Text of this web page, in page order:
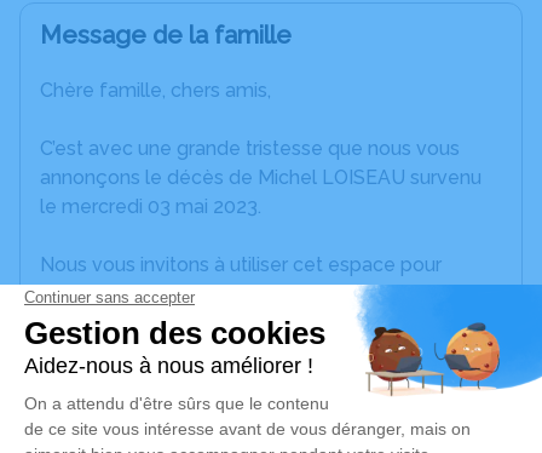
Message de la famille
Chère famille, chers amis,
C’est avec une grande tristesse que nous vous
annonçons le décès de Michel LOISEAU survenu
le mercredi 03 mai 2023.
Nous vous invitons à utiliser cet espace pour
laisser vos condoléances, partager des photos
souvenirs, une anecdote ou exprimer vos pensées
à travers des poèmes ou des textes. Cet endroit
est un lieu d'expression dédié à honorer la
mémoire de Michel LOISEAU.